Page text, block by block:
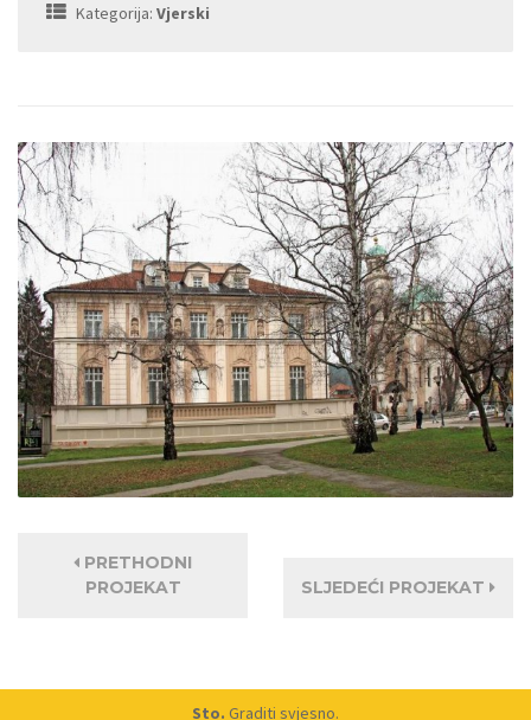
Kategorija: Vjerski
PRETHODNI
PROJEKAT
SLJEDEĆI PROJEKAT
Sto. Graditi svjesno.